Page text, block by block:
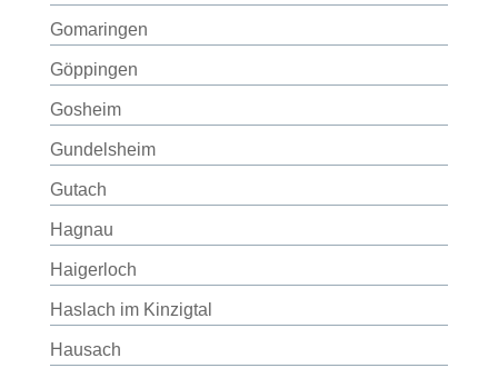
Gomaringen
Göppingen
Gosheim
Gundelsheim
Gutach
Hagnau
Haigerloch
Haslach im Kinzigtal
Hausach